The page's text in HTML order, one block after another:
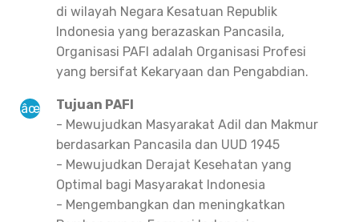
di wilayah Negara Kesatuan Republik
Indonesia yang berazaskan Pancasila,
Organisasi PAFI adalah Organisasi Profesi
yang bersifat Kekaryaan dan Pengabdian.
Tujuan PAFI
- Mewujudkan Masyarakat Adil dan Makmur
berdasarkan Pancasila dan UUD 1945
- Mewujudkan Derajat Kesehatan yang
Optimal bagi Masyarakat Indonesia
- Mengembangkan dan meningkatkan